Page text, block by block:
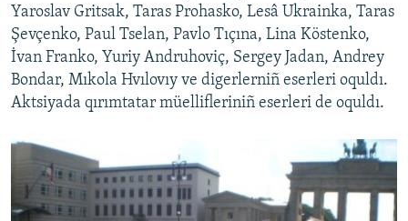
Yaroslav Gritsak, Taras Prohasko, Lesâ Ukrainka, Taras
Şevçenko, Paul Tselan, Pavlo Tıçına, Lina Köstenko,
İvan Franko, Yuriy Andruhoviç, Sergey Jadan, Andrey
Bondar, Mıkola Hvılovıy ve digerlerniñ eserleri oquldı.
Aktsiyada qırımtatar müellifleriniñ eserleri de oquldı.